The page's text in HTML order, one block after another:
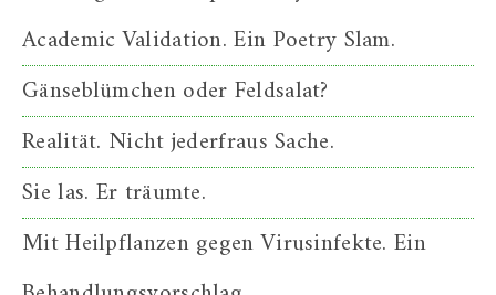
Academic Validation. Ein Poetry Slam.
Gänseblümchen oder Feldsalat?
Realität. Nicht jederfraus Sache.
Sie las. Er träumte.
Mit Heilpflanzen gegen Virusinfekte. Ein